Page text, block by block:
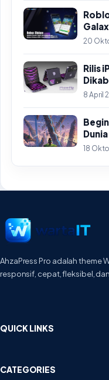
20
Rilis
Ini
8 April
18
AhzaPress Pro adalah theme
responsif, cepat, fleksibel,
QUICK LINKS
CATEGORIES